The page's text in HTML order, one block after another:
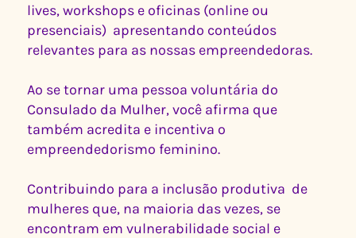
lives, workshops e oficinas (online ou
presenciais) apresentando conteúdos
relevantes para as nossas empreendedoras.
Ao se tornar uma pessoa voluntária do
Consulado da Mulher, você afirma que
também acredita e incentiva o
empreendedorismo feminino.
Contribuindo para a inclusão produtiva de
mulheres que, na maioria das vezes, se
encontram em vulnerabilidade social e